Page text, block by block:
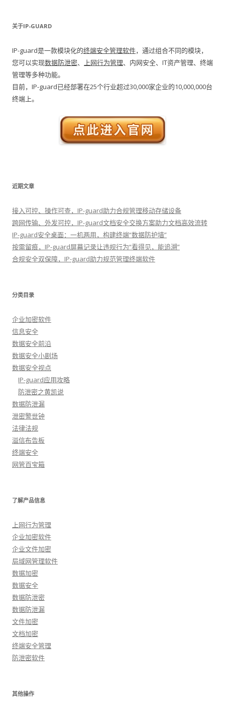
关于IP-GUARD
IP-guard是一款模块化的终端安全管理软件，通过组合不同的模块，
您可以实现数据防泄密、 上网行为管理、内网安全、IT资产管理、终端
管理等多种功能。
目前，IP-guard已经部署在25个行业超过30,000家企业的10,000,000台
终端上。
近期文章
接入可控、操作可查，IP-guard助力合规管理移动存储设备
跨网传输、外发可控，IP-guard文档安全交换方案助力文档高效流转
IP-guard安全桌面：一机两用，构建终端“数据防护墙”
按需留痕，IP-guard屏幕记录让违规行为“看得见，能追溯”
合规安全双保障，IP-guard助力规范管理终端软件
分类目录
企业加密软件
信息安全
数据安全前沿
数据安全小剧场
数据安全视点
IP-guard应用攻略
防泄密之黄凯说
数据防泄漏
泄密警世钟
法律法规
溢信布告板
终端安全
网管百宝箱
了解产品信息
上网行为管理
企业加密软件
企业文件加密
局域网管理软件
数据加密
数据安全
数据防泄密
数据防泄漏
文件加密
文档加密
终端安全管理
防泄密软件
其他操作